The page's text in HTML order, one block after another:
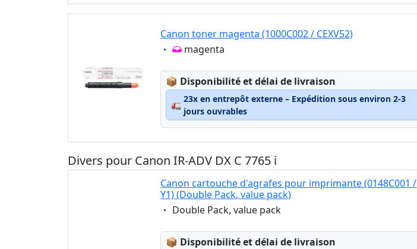
Canon toner magenta (1000C002 / CEXV52)
Eigenschaft:
magenta
📦 Lagerstatus:
Disponibilité et délai de livraison
🚛
23x en entrepôt externe – Expédition sous environ 2-3
jours ouvrables
Divers pour Canon IR-ADV DX C 7765 i
Canon cartouche d'agrafes pour imprimante (0148C001 /
Y1) (Double Pack, value pack)
Eigenschaft:
Double Pack, value pack
📦 Lagerstatus:
Disponibilité et délai de livraison